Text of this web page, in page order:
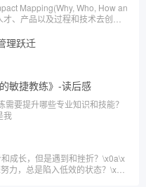
Mapping(Why, Who, How an
、产品以及过程和技术去创
理跃迁
敏捷教练》-读后感
要提升哪些专业知识和技能？
我
成长，但是遇到和挫折？\x0a\x
力，总是陷入低效的状态？\x0a